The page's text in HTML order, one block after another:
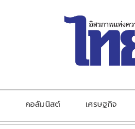
คอลัมนิสต์ เศรษฐกิจ